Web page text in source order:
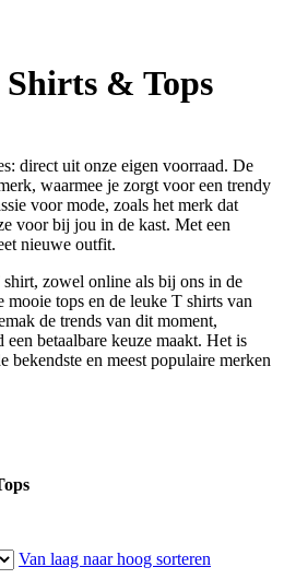
& Tops
direct uit onze eigen voorraad. De
waarmee je zorgt voor een trendy
voor mode, zoals het merk dat
voor bij jou in de kast. Met een
nieuwe outfit.
zowel online als bij ons in de
mooie tops en de leuke T shirts van
de trends van dit moment,
betaalbare keuze maakt. Het is
bekendste en meest populaire merken
Van laag naar hoog sorteren